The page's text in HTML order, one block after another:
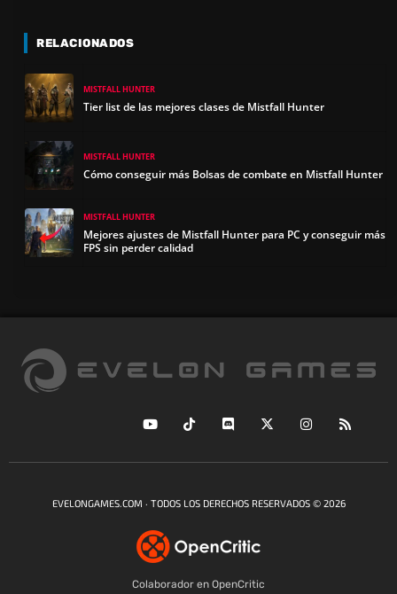
RELACIONADOS
MISTFALL HUNTER
Tier list de las mejores clases de Mistfall Hunter
MISTFALL HUNTER
Cómo conseguir más Bolsas de combate en Mistfall Hunter
MISTFALL HUNTER
Mejores ajustes de Mistfall Hunter para PC y conseguir más
FPS sin perder calidad
EVELONGAMES.COM · TODOS LOS DERECHOS RESERVADOS © 2026
Colaborador en OpenCritic